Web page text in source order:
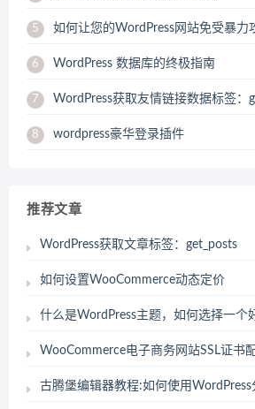
5 如何让您的WordPress网站免受暴力
6 WordPress 数据库的终极指南
7 WordPress获取友情链接数据标签：
8 wordpress豪华登录插件
推荐文章
WordPress获取文章标签：get_posts
如何设置WooCommerce动态定价
什么是WordPress主题，如何选择一个
WooCommerce电子商务网站SSL证书
古腾堡编辑器教程:如何使用WordPress